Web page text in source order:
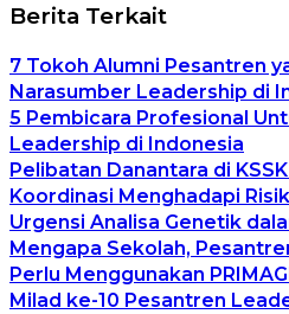
Berita Terkait
7 Tokoh Alumni Pesantren
Narasumber Leadership di
5 Pembicara Profesional
Leadership di Indonesia
Pelibatan Danantara di
Koordinasi Menghadapi
Urgensi Analisa Genetik
Mengapa Sekolah,
Perlu Menggunakan
Milad ke-10 Pesantren